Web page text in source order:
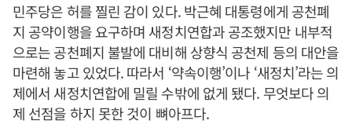
민주당은 허를 찔린 감이 있다. 박근혜 대통령에게 공천폐
지 공약이행을 요구하며 새정치연합과 공조했지만 내부적
으로는 공천폐지 불발에 대비해 상향식 공천제 등의 대안을
마련해 놓고 있었다. 따라서 ‘약속이행’이나 ‘새정치’라는 의
제에서 새정치연합에 밀릴 수밖에 없게 됐다. 무엇보다 의
제 선점을 하지 못한 것이 뼈아프다.